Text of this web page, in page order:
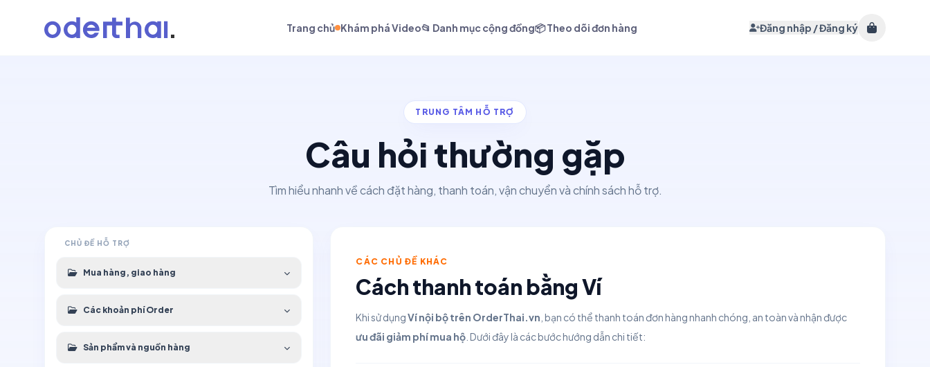
Trang chủ Khám phá Video📂 Danh mục cộng đồng📦 Theo dõi đơn hàng Đăng nhập / Đăng ký
TRUNG TÂM HỖ TRỢ
Câu hỏi thường gặp
Tìm hiểu nhanh về cách đặt hàng, thanh toán, vận chuyển và chính sách hỗ trợ.
CHỦ ĐỀ HỖ TRỢ
Mua hàng, giao hàng
Các khoản phí Order
Sản phẩm và nguồn hàng
CÁC CHỦ ĐỀ KHÁC
Cách thanh toán bằng Ví
Khi sử dụngVí nội bộ trên OrderThai.vn , bạn có thể thanh toán đơn hàng nhanh chóng, an toàn và nhận được
ưu đãi giảm phí mua hộ . Dưới đây là các bước hướng dẫn chi tiết: